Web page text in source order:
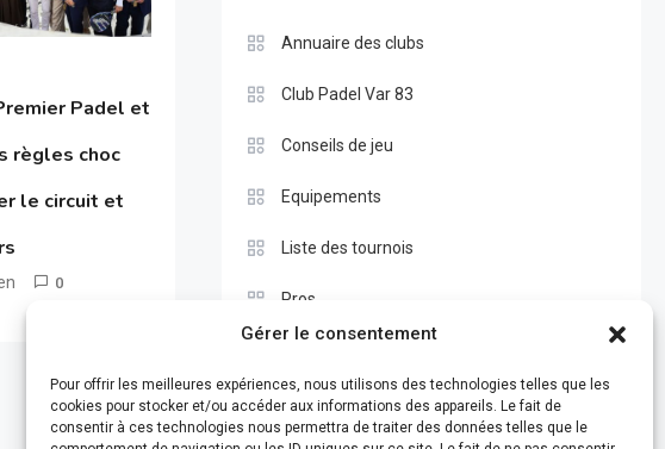
Gérer le consentement
Pour offrir les meilleures expériences, nous utilisons des technologies telles que les
cookies pour stocker et/ou accéder aux informations des appareils. Le fait de
consentir à ces technologies nous permettra de traiter des données telles que le
Padel et
règles choc
le circuit et
0
Annuaire des clubs
Club Padel Var 83
Conseils de jeu
Equipements
Liste des tournois
Pros
Test